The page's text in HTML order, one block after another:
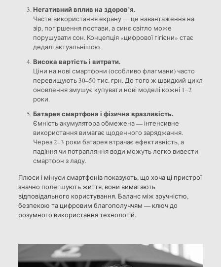
Негативний вплив на здоров’я.
Часте використання екрану — це навантаження на
зір, погіршення постави, а синє світло може
порушувати сон. Концепція «цифрової гігієни» стає
дедалі актуальнішою.
Висока вартість і витрати.
Ціни на нові смартфони (особливо флагмани) часто
перевищують 30–50 тис. грн. До того ж швидкий цикл
оновлення змушує купувати нові моделі кожні 1–2
роки.
Батарея смартфона і фізична вразливість.
Ємність акумулятора обмежена — інтенсивне
використання вимагає щоденного заряджання.
Через 2–3 роки батарея втрачає ефективність, а
падіння чи потрапляння води можуть легко вивести
смартфон з ладу.
Плюси і мінуси смартфонів показують, що хоча ці пристрої
значно полегшують життя, вони вимагають
відповідального користування. Баланс між зручністю,
безпекою та цифровим благополуччям — ключ до
розумного використання технологій.